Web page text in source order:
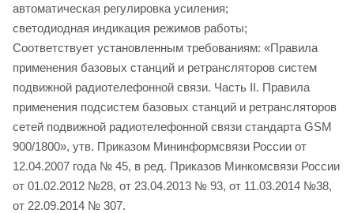
автоматическая регулировка усиления;
светодиодная индикация режимов работы;
Соответствует установленным требованиям: «Правила
применения базовых станций и ретрансляторов систем
подвижной радиотелефонной связи. Часть II. Правила
применения подсистем базовых станций и ретрансляторов
сетей подвижной радиотелефонной связи стандарта GSM
900/1800», утв. Приказом Мининформсвязи России от
12.04.2007 года № 45, в ред. Приказов Минкомсвязи России
от 01.02.2012 №28, от 23.04.2013 № 93, от 11.03.2014 №38,
от 22.09.2014 № 307.